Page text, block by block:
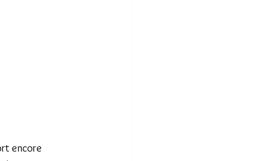
encore